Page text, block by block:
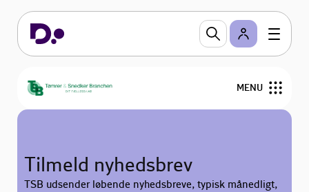
MENU
Medlemstilbud
Tilmeld nyhedsbrev
TSB udsender løbende nyhedsbreve, typisk månedligt,